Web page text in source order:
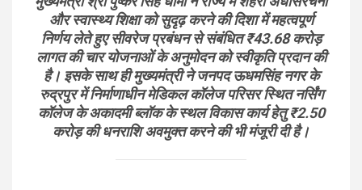
और स्वास्थ्य शिक्षा को सुदृढ़ करने की दिशा में महत्वपूर्ण
निर्णय लेते हुए सीवरेज प्रबंधन से संबंधित ₹43.68 करोड़
लागत की चार योजनाओं के अनुमोदन को स्वीकृति प्रदान की
है। इसके साथ ही मुख्यमंत्री ने जनपद ऊधमसिंह नगर के
रुद्रपुर में निर्माणाधीन मेडिकल कॉलेज परिसर स्थित नर्सिंग
कॉलेज के अकादमी ब्लॉक के स्थल विकास कार्य हेतु ₹2.50
करोड़ की धनराशि अवमुक्त करने की भी मंजूरी दी है।